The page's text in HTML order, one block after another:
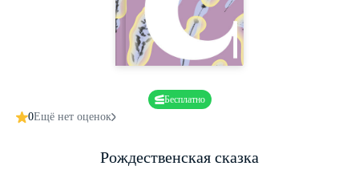
Бесплатно
0Ещё нет оценок
Рождественская сказка